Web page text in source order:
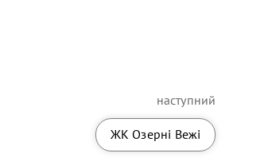
наступний
ЖК Озерні Вежі